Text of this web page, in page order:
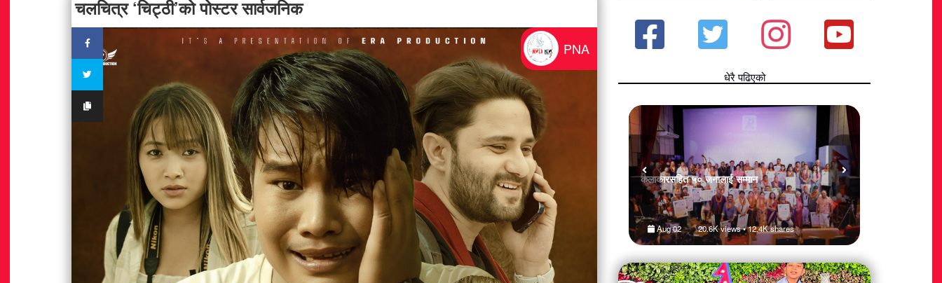
चलचित्र ‘चिट्ठी’को पोस्टर सार्वजनिक
PNA
धेरै पढिएको
मलेसियामा नेपालको ऐतिहासिक गौरव : दिप्सन कार्की बने
‘किड्स टुरिज्म एम्बासडर युनिभर्स वर्ल्ड २०२६
Aug 06 355 views • 15 shares
ऋणको पीडाको यथार्थ बोकेको ‘ऋणै ऋणमा डुबे आमा’ गीत
चर्चामा
Aug 02 20.7K views • 12.3K shares
कलाकारसहित ५० जनालाई सम्मान
Aug 02 20.6K views • 12.4K shares